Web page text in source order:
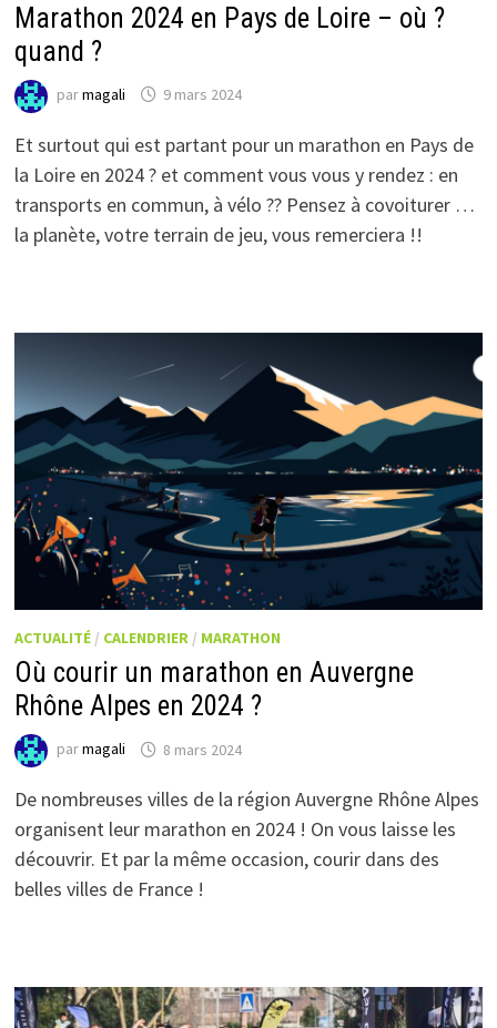
Marathon 2024 en Pays de Loire – où ?
quand ?
parmagali 9 mars 2024
Et surtout qui est partant pour un marathon en Pays de
la Loire en 2024 ? et comment vous vous y rendez : en
transports en commun, à vélo ?? Pensez à covoiturer …
la planète, votre terrain de jeu, vous remerciera !!
ACTUALITÉ / CALENDRIER / MARATHON
Où courir un marathon en Auvergne
Rhône Alpes en 2024 ?
parmagali 8 mars 2024
De nombreuses villes de la région Auvergne Rhône Alpes
organisent leur marathon en 2024 ! On vous laisse les
découvrir. Et par la même occasion, courir dans des
belles villes de France !